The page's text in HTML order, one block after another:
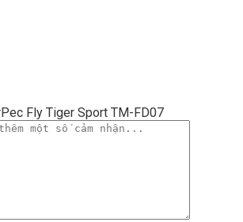
Fly Tiger Sport TM-FD07